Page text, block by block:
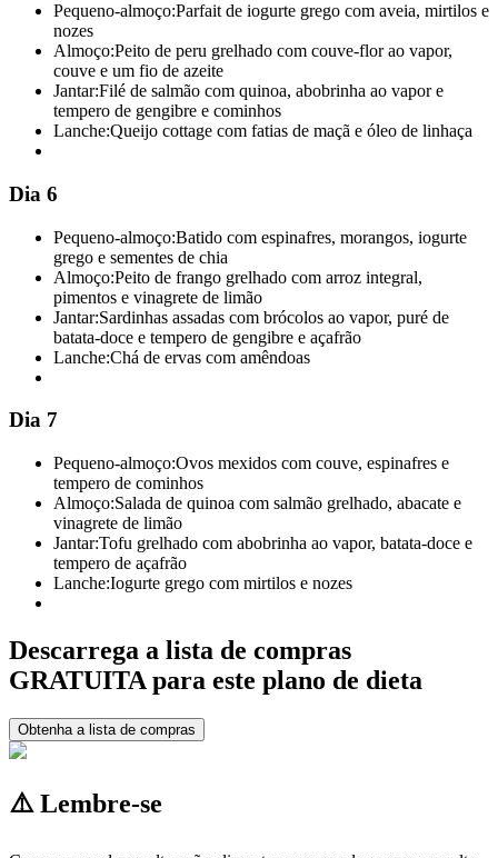
Pequeno-almoço:Parfait de iogurte grego com aveia, mirtilos e
nozes
Almoço:Peito de peru grelhado com couve-flor ao vapor,
couve e um fio de azeite
Jantar:Filé de salmão com quinoa, abobrinha ao vapor e
tempero de gengibre e cominhos
Lanche:Queijo cottage com fatias de maçã e óleo de linhaça
Dia 6
Pequeno-almoço:Batido com espinafres, morangos, iogurte
grego e sementes de chia
Almoço:Peito de frango grelhado com arroz integral,
pimentos e vinagrete de limão
Jantar:Sardinhas assadas com brócolos ao vapor, puré de
batata-doce e tempero de gengibre e açafrão
Lanche:Chá de ervas com amêndoas
Dia 7
Pequeno-almoço:Ovos mexidos com couve, espinafres e
tempero de cominhos
Almoço:Salada de quinoa com salmão grelhado, abacate e
vinagrete de limão
Jantar:Tofu grelhado com abobrinha ao vapor, batata-doce e
tempero de açafrão
Lanche:Iogurte grego com mirtilos e nozes
Descarrega a lista de compras
GRATUITA para este plano de dieta
Obtenha a lista de compras
⚠️ Lembre-se